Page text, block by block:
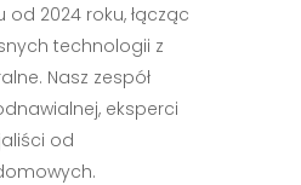
od 2024 roku, łącząc
technologii z
Nasz zespół
eksperci
od